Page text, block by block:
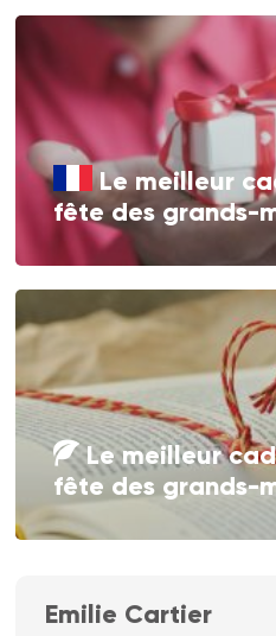
Le meilleur
fête des grands-
Le meilleur
fête des grands-
Emilie Cartier